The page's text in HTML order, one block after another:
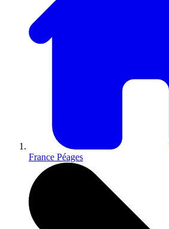
France Péages